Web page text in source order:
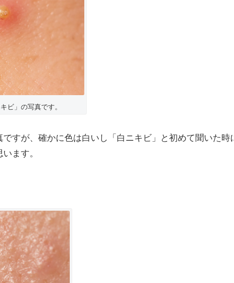
ビ」の写真です。
ですが、確かに色は白いし「白ニキビ」と初めて聞いた時
ます。